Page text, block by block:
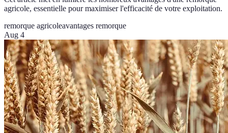
agricole, essentielle pour maximiser l'efficacité de votre exploitation.
remorque agricoleavantages remorque
Aug 4